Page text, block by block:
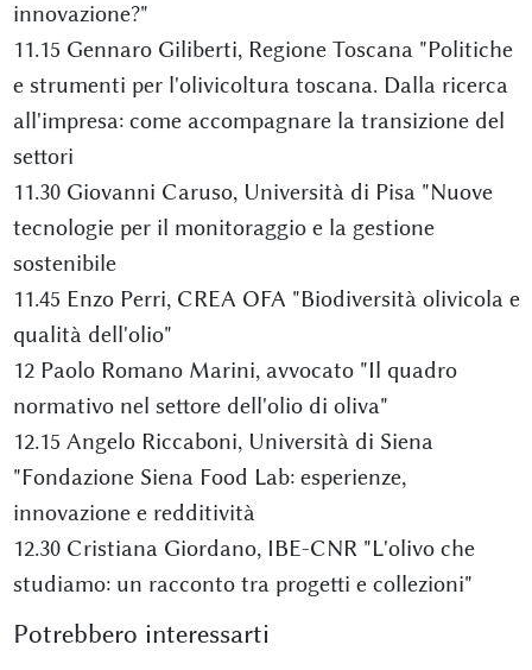
innovazione?"
11.15 Gennaro Giliberti, Regione Toscana "Politiche
e strumenti per l'olivicoltura toscana. Dalla ricerca
all'impresa: come accompagnare la transizione del
settori
11.30 Giovanni Caruso, Università di Pisa "Nuove
tecnologie per il monitoraggio e la gestione
sostenibile
11.45 Enzo Perri, CREA OFA "Biodiversità olivicola e
qualità dell'olio"
12 Paolo Romano Marini, avvocato "Il quadro
normativo nel settore dell'olio di oliva"
12.15 Angelo Riccaboni, Università di Siena
"Fondazione Siena Food Lab: esperienze,
innovazione e redditività
12.30 Cristiana Giordano, IBE-CNR "L'olivo che
studiamo: un racconto tra progetti e collezioni"
Potrebbero interessarti